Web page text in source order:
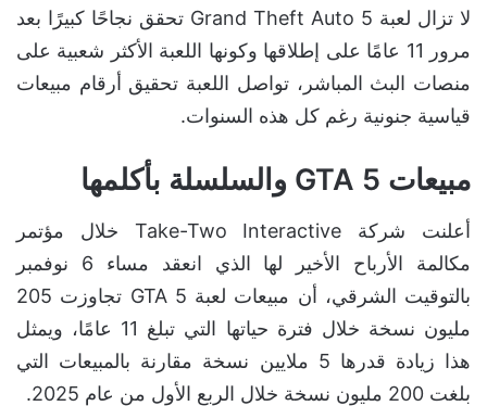
لا تزال لعبة Grand Theft Auto 5 تحقق نجاحًا كبيرًا بعد
مرور 11 عامًا على إطلاقها وكونها اللعبة الأكثر شعبية على
منصات البث المباشر، تواصل اللعبة تحقيق أرقام مبيعات
قياسية جنونية رغم كل هذه السنوات.
مبيعات GTA 5 والسلسلة بأكلمها
أعلنت شركة Take-Two Interactive خلال مؤتمر
مكالمة الأرباح الأخير لها الذي انعقد مساء 6 نوفمبر
بالتوقيت الشرقي، أن مبيعات لعبة GTA 5 تجاوزت 205
مليون نسخة خلال فترة حياتها التي تبلغ 11 عامًا، ويمثل
هذا زيادة قدرها 5 ملايين نسخة مقارنة بالمبيعات التي
بلغت 200 مليون نسخة خلال الربع الأول من عام 2025.